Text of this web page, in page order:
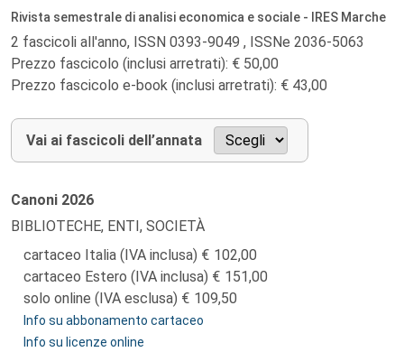
Rivista semestrale di analisi economica e sociale - IRES Marche
2 fascicoli all'anno, ISSN 0393-9049 , ISSNe 2036-5063
Prezzo fascicolo (inclusi arretrati): € 50,00
Prezzo fascicolo e-book (inclusi arretrati): € 43,00
Vai ai fascicoli dell’annata
Canoni 2026
BIBLIOTECHE, ENTI, SOCIETÀ
cartaceo Italia (IVA inclusa)
102,00
cartaceo Estero (IVA inclusa)
151,00
solo online (IVA esclusa)
109,50
Info su abbonamento cartaceo
Info su licenze online